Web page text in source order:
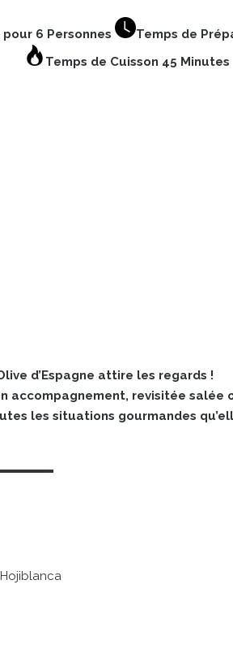
6 Personnes
Temps de
Temps de Cuisson 45 Minutes
d’Espagne attire les regards !
accompagnement, revisitée salée
les situations gourmandes